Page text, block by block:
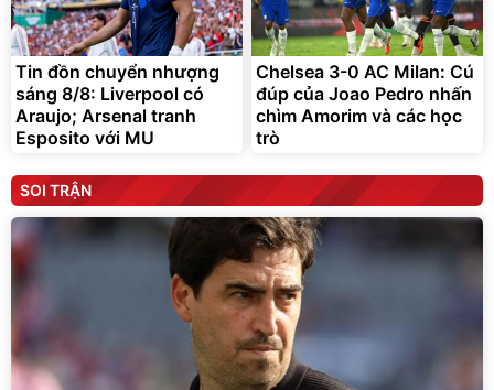
Tin đồn chuyển nhượng
sáng 8/8: Liverpool có
Araujo; Arsenal tranh
Esposito với MU
Chelsea 3-0 AC Milan: Cú
đúp của Joao Pedro nhấn
chìm Amorim và các học
trò
SOI TRẬN